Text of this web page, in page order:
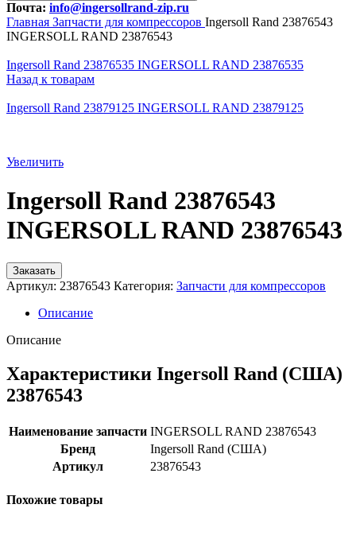
Почта: info@ingersollrand-zip.ru
Главная Запчасти для компрессоров Ingersoll Rand 23876543
INGERSOLL RAND 23876543
Ingersoll Rand 23876535 INGERSOLL RAND 23876535
Назад к товарам
Ingersoll Rand 23879125 INGERSOLL RAND 23879125
Увеличить
Ingersoll Rand 23876543
INGERSOLL RAND 23876543
Заказать
Артикул: 23876543 Категория: Запчасти для компрессоров
Описание
Описание
Характеристики Ingersoll Rand (США)
23876543
Наименование запчасти INGERSOLL RAND 23876543
Бренд
Ingersoll Rand (США)
Артикул
23876543
Похожие товары